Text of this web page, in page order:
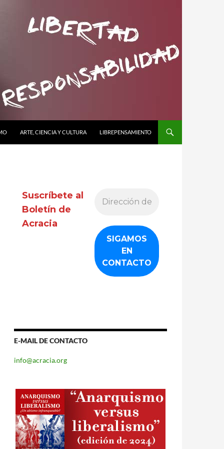
ARTE, CIENCIA Y CULTURA LIBREPENSAMIENTO
Suscríbete al
Boletín de
Acracia
E-MAIL DE CONTACTO
info@acracia.org